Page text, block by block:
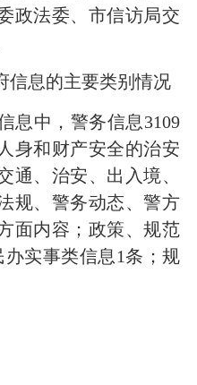
政法委、市信访局交
信息的主要类别情况
息中，警务信息3109
身和财产安全的治安
通、治安、出入境、
规、警务动态、警方
面内容；政策、规范
办实事类信息1条；规